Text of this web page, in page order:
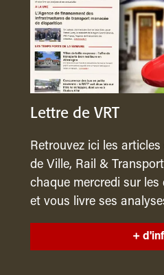
Lettre de VRT
Retrouvez ici les articles
de Ville, Rail &
chaque mercredi sur les
et vous livre ses
+